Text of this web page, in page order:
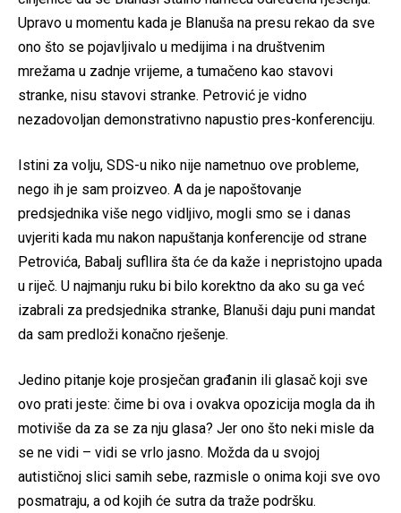
Upravo u momentu kada je Blanuša na presu rekao da sve
ono što se pojavljivalo u medijima i na društvenim
mrežama u zadnje vrijeme, a tumačeno kao stavovi
stranke, nisu stavovi stranke. Petrović je vidno
nezadovoljan demonstrativno napustio pres-konferenciju.
Istini za volju, SDS-u niko nije nametnuo ove probleme,
nego ih je sam proizveo. A da je napoštovanje
predsjednika više nego vidljivo, mogli smo se i danas
uvjeriti kada mu nakon napuštanja konferencije od strane
Petrovića, Babalj sufllira šta će da kaže i nepristojno upada
u riječ. U najmanju ruku bi bilo korektno da ako su ga već
izabrali za predsjednika stranke, Blanuši daju puni mandat
da sam predloži konačno rješenje.
Jedino pitanje koje prosječan građanin ili glasač koji sve
ovo prati jeste: čime bi ova i ovakva opozicija mogla da ih
motiviše da za se za nju glasa? Jer ono što neki misle da
se ne vidi – vidi se vrlo jasno. Možda da u svojoj
autističnoj slici samih sebe, razmisle o onima koji sve ovo
posmatraju, a od kojih će sutra da traže podršku.